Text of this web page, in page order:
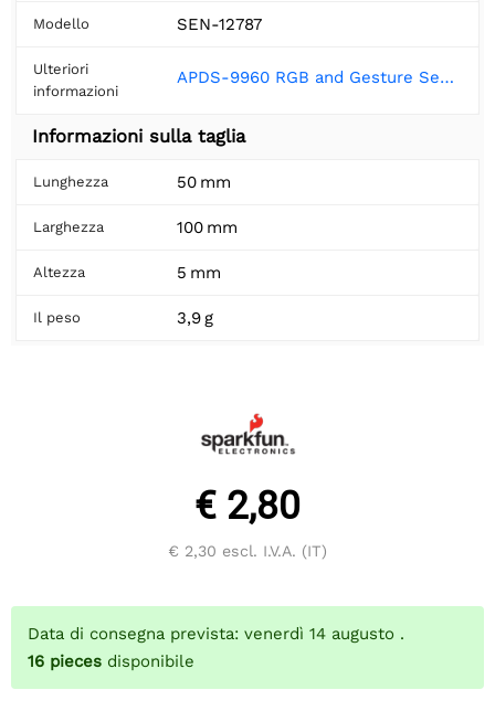
Modello SEN-12787
Ulteriori
informazioni
APDS-9960 RGB and Gesture Sensor Hookup Guide - SparkFun Learn
Informazioni sulla taglia
Lunghezza 50 mm
Larghezza 100 mm
Altezza 5 mm
Il peso 3,9 g
€ 2,80
€ 2,30 escl. I.V.A. (IT)
Data di consegna prevista: venerdì 14 augusto .
16 pieces disponibile